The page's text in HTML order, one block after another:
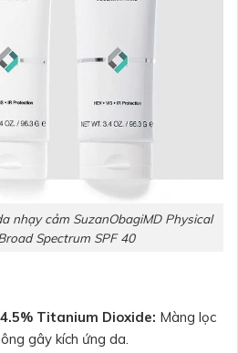
nhạy cảm SuzanObagiMD Physical
Spectrum SPF 40
Titanium Dioxide: Màng lọc
gây kích ứng da.